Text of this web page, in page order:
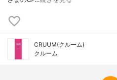
CRUUM(クルーム)
クルーム